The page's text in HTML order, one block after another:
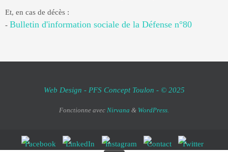
Et, en cas de décès :
- Bulletin d'information sociale de la Défense n°80
Web Design - PFS Concept Toulon - © 2025
Fonctionne avec Nirvana & WordPress.